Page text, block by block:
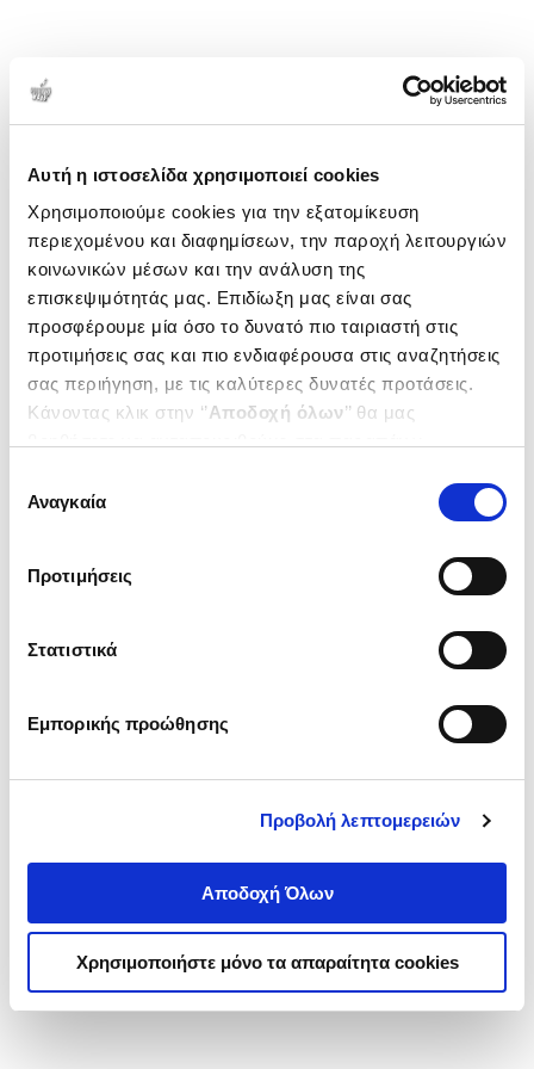
Αυτή η ιστοσελίδα χρησιμοποιεί cookies
Χρησιμοποιούμε cookies για την εξατομίκευση
περιεχομένου και διαφημίσεων, την παροχή λειτουργιών
κοινωνικών μέσων και την ανάλυση της
επισκεψιμότητάς μας. Επιδίωξη μας είναι σας
προσφέρουμε μία όσο το δυνατό πιο ταιριαστή στις
προτιμήσεις σας και πιο ενδιαφέρουσα στις αναζητήσεις
σας περιήγηση, με τις καλύτερες δυνατές προτάσεις.
Κάνοντας κλικ στην ‘’Αποδοχή όλων’’ θα μας
ενδιαφέρουν και να επιλέξετε από τα παρακάτω με την
΄΄και να ενημερωθείτε σχετικά με
συγκατάθεσης
Αναγκαία
Προτιμήσεις
Στατιστικά
Εμπορικής προώθησης
Προβολή λεπτομερειών
Αποδοχή Όλων
Χρησιμοποιήστε μόνο τα απαραίτητα cookies